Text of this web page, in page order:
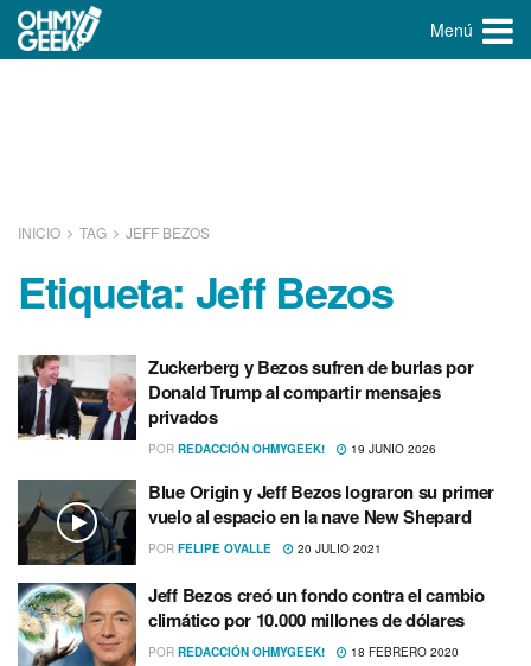
Menú
INICIO TAG JEFF BEZOS
Etiqueta: Jeff Bezos
Zuckerberg y Bezos sufren de burlas por
Donald Trump al compartir mensajes
privados
POR REDACCIÓN OHMYGEEK! 19 JUNIO 2026
Blue Origin y Jeff Bezos lograron su primer
vuelo al espacio en la nave New Shepard
POR FELIPE OVALLE 20 JULIO 2021
Jeff Bezos creó un fondo contra el cambio
climático por 10.000 millones de dólares
POR REDACCIÓN OHMYGEEK! 18 FEBRERO 2020